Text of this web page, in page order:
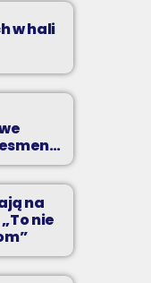
w hali
na
nie